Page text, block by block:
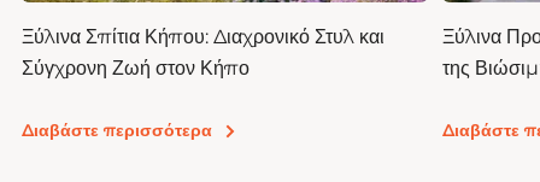
Ξύλινα Σπίτια Κήπου: Διαχρονικό Στυλ και
Σύγχρονη Ζωή στον Κήπο
Διαβάστε περισσότερα
Ξύλινα
της
Διαβάστε